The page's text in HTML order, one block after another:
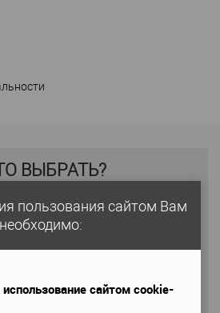
ВЫБРАТЬ?
пользования сайтом Вам
необходимо:
использование сайтом cookie-